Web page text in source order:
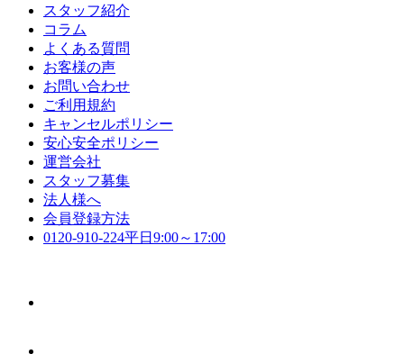
スタッフ紹介
コラム
よくある質問
お客様の声
お問い合わせ
ご利用規約
キャンセルポリシー
安心安全ポリシー
運営会社
スタッフ募集
法人様へ
会員登録方法
0120-910-224平日9:00～17:00